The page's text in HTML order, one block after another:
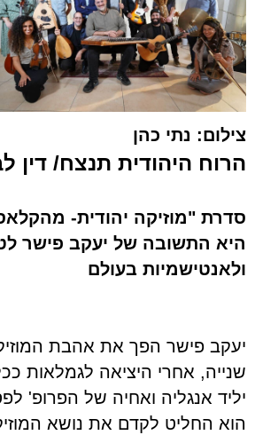
צילום: נתי כהן
הרוח היהודית תנצח/ דין
סדרת "מוזיקה יהודית-
ולאנטישמיות בעולם
יעקב פישר הפך את אהבת
שנייה, אחרי היציאה לגמלאות
יליד אנגליה ואחיה של הפרופ'
הוא החליט לקדם את נושא